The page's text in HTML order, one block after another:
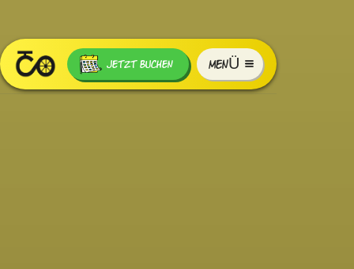
MENÜ
JETZT BUCHEN